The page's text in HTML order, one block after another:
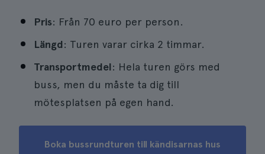
Pris: Från 70 euro per person.
Längd: Turen varar cirka 2 timmar.
Transportmedel: Hela turen görs med
buss, men du måste ta dig till
mötesplatsen på egen hand.
Boka bussrundturen till kändisarnas hus